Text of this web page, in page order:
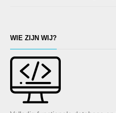
WIE ZIJN WIJ?